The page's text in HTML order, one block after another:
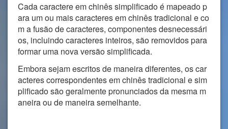
Cada caractere em chinês simplificado é mapeado p
ara um ou mais caracteres em chinês tradicional e co
m a fusão de caracteres, componentes desnecessári
os, incluindo caracteres inteiros, são removidos para
formar uma nova versão simplificada.
Embora sejam escritos de maneira diferentes, os car
acteres correspondentes em chinês tradicional e sim
plificado são geralmente pronunciados da mesma m
aneira ou de maneira semelhante.